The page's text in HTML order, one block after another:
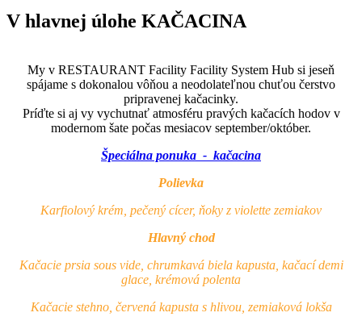
V hlavnej úlohe KAČACINA
My v RESTAURANT Facility Facility System Hub si jeseň
spájame s dokonalou vôňou a neodolateľnou chuťou čerstvo
pripravenej kačacinky.
Príďte si aj vy vychutnať atmosféru pravých kačacích hodov v
modernom šate počas mesiacov september/október.
Špeciálna ponuka - kačacina
Polievka
Karfiolový krém, pečený cícer, ňoky z violette zemiakov
Hlavný chod
Kačacie prsia sous vide, chrumkavá biela kapusta, kačací demi
glace, krémová polenta
Kačacie stehno, červená kapusta s hlivou, zemiaková lokša